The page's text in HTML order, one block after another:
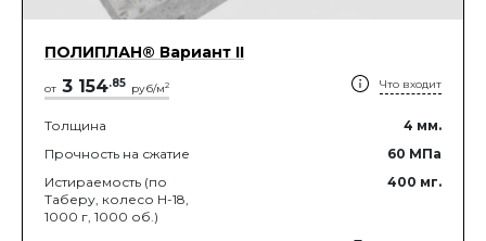
ПОЛИПЛАН® Вариант II
от 3 154.85 руб/м2 Что входит
Толщина 4 мм.
Прочность на сжатие
60 МПа
Истираемость (по
Таберу, колесо Н-18,
1000 г, 1000 об.)
400 мг.